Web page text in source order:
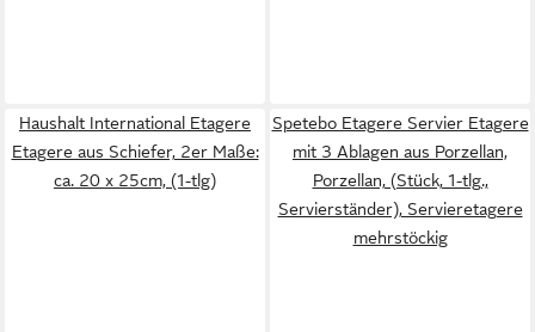
Haushalt International Etagere
Etagere aus Schiefer, 2er Maße:
ca. 20 x 25cm, (1-tlg)
Spetebo Etagere Servier Etagere
mit 3 Ablagen aus Porzellan,
Porzellan, (Stück, 1-tlg.,
Servierständer), Servieretagere
mehrstöckig